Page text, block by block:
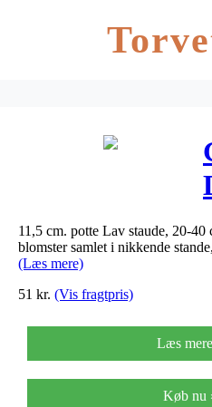
11,5 cm. potte Lav staude, 20-40
blomster samlet i nikkende
(Læs mere)
51 kr. (Vis fragtpris)
Læs
Køb nu